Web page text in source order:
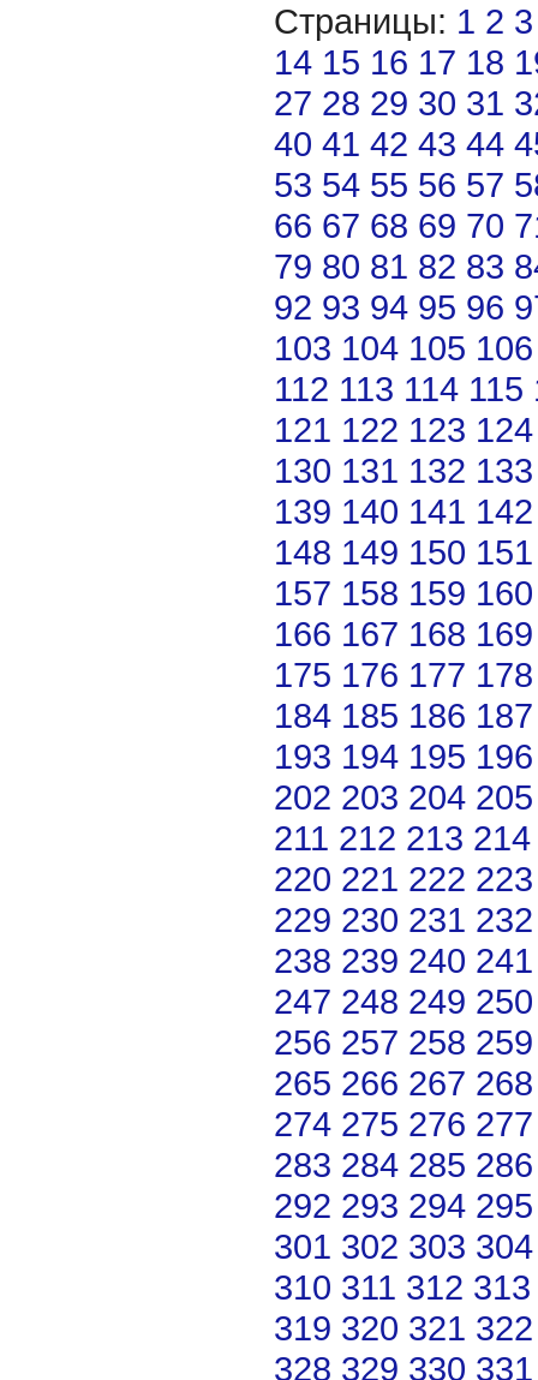
Страницы: 1 2 3
14 15 16 17 18
27 28 29 30 31
40 41 42 43 44
53 54 55 56 57
66 67 68 69 70
79 80 81 82 83
92 93 94 95 96
103 104 105 106
112 113 114 115
121 122 123 124
130 131 132 133
139 140 141 142
148 149 150 151
157 158 159 160
166 167 168 169
175 176 177 178
184 185 186 187
193 194 195 196
202 203 204 205
211 212 213 214
220 221 222 223
229 230 231 232
238 239 240 241
247 248 249 250
256 257 258 259
265 266 267 268
274 275 276 277
283 284 285 286
292 293 294 295
301 302 303 304
310 311 312 313
319 320 321 322
328 329 330 331